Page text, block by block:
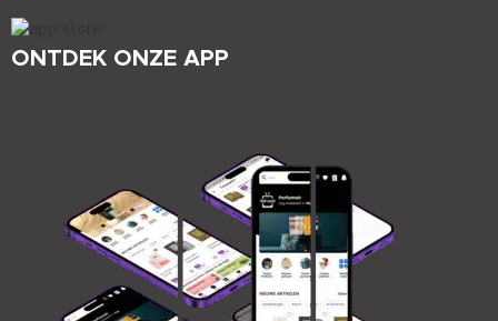
ONTDEK ONZE APP